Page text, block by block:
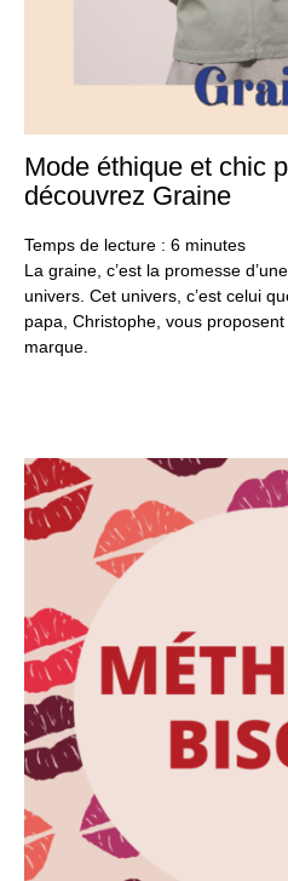
Mode éthique et chic
découvrez Graine
Temps de lecture : 6 minutes
La graine, c’est la promesse
univers. Cet univers, c’est celui
papa, Christophe, vous
marque.